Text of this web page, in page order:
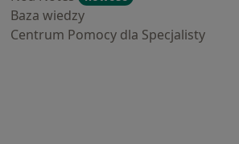
Baza wiedzy
Centrum Pomocy dla Specjalisty